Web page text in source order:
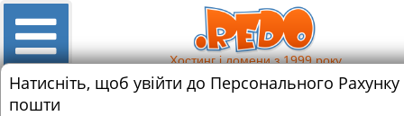
Хостинг і домени з 1999 року
Знижка на реєстрацію нового домену
Натисніть, щоб увійти до Персонального
пошти